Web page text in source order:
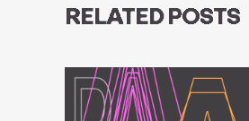
RELATED POSTS